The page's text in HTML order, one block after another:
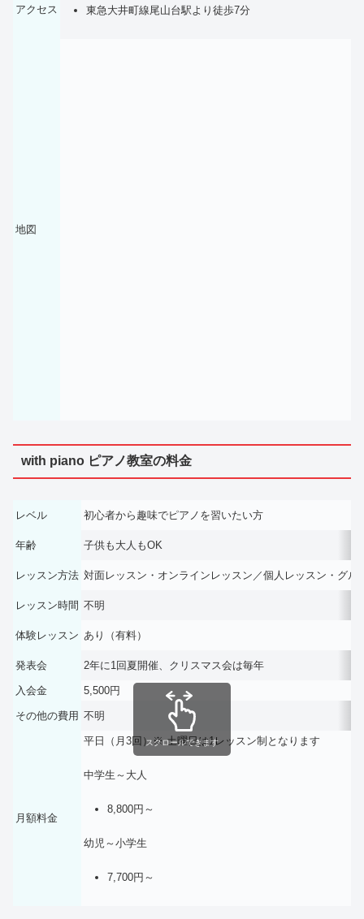
アクセス
東急大井町線尾山台駅より徒歩7分
地図
with piano ピアノ教室の料金
レベル 初心者から趣味でピアノを習いたい方
年齢 子供も大人もOK
レッスン方法 対面レッスン・オンラインレッスン／個人レッスン・グル
レッスン時間 不明
体験レッスン あり（有料）
発表会 2年に1回夏開催、クリスマス会は毎年
入会金 5,500円
その他の費用 不明
月額料金
平日（月3回）※ 土曜日は1レッスン制となります
中学生～大人
8,800円～
幼児～小学生
7,700円～
スクロールできます